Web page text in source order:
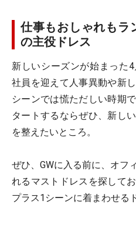
仕事もおしゃれもラ
の主役ドレス
新しいシーズンが始まった
社員を迎えて人事異動や新
シーンでは慌ただしい時期
タートするならぜひ、新し
を整えたいところ。
ぜひ、GWに入る前に、オフ
れるマストドレスを探して
プラス1シーンに着まわせる